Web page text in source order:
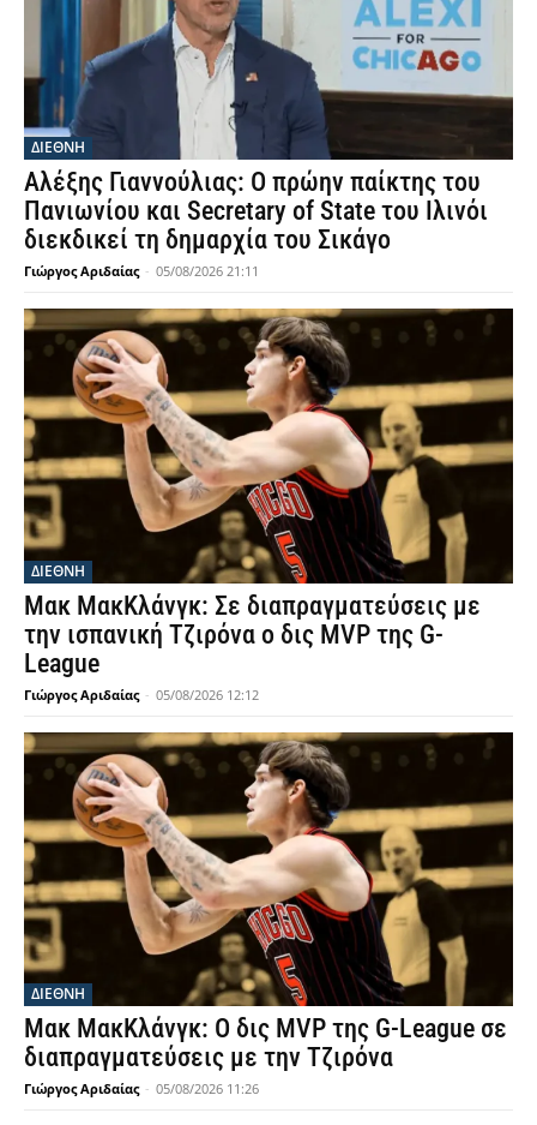
ΔΙΕΘΝΗ
Αλέξης Γιαννούλιας: Ο πρώην παίκτης του
Πανιωνίου και Secretary of State του Ιλινόι
διεκδικεί τη δημαρχία του Σικάγο
Γιώργος Αριδαίας - 05/08/2026 21:11
ΔΙΕΘΝΗ
Μακ ΜακΚλάνγκ: Σε διαπραγματεύσεις με
την ισπανική Τζιρόνα ο δις MVP της G-
League
Γιώργος Αριδαίας - 05/08/2026 12:12
ΔΙΕΘΝΗ
Μακ ΜακΚλάνγκ: Ο δις MVP της G-League σε
διαπραγματεύσεις με την Τζιρόνα
Γιώργος Αριδαίας - 05/08/2026 11:26